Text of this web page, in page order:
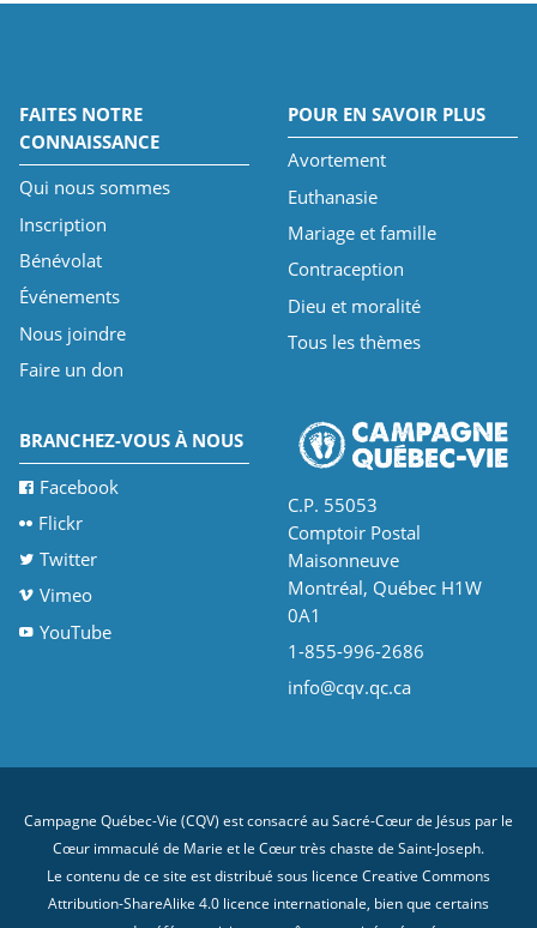
FAITES NOTRE
CONNAISSANCE
Qui nous sommes
Inscription
Bénévolat
Événements
Nous joindre
Faire un don
POUR EN SAVOIR PLUS
Avortement
Euthanasie
Mariage et famille
Contraception
Dieu et moralité
Tous les thèmes
BRANCHEZ-VOUS À NOUS
Facebook
Flickr
Twitter
Vimeo
YouTube
C.P. 55053
Comptoir Postal
Maisonneuve
Montréal, Québec H1W
0A1
1-855-996-2686
info@cqv.qc.ca
Campagne Québec-Vie (CQV) est consacré au Sacré-Cœur de Jésus par le
Cœur immaculé de Marie et le Cœur très chaste de Saint-Joseph.
Le contenu de ce site est distribué sous licence Creative Commons
Attribution-ShareAlike 4.0 licence internationale, bien que certains